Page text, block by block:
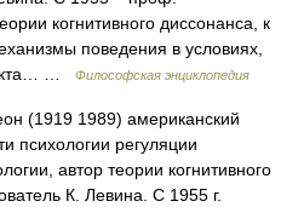
когнитивного диссонанса, к
поведения в условиях,
…
Философская энциклопедия
(1919 1989) американский
психологии регуляции
автор теории когнитивного
К. Левина. С 1955 г.